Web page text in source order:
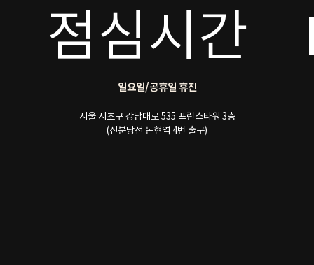
점심시간
일요일/공휴일 휴진
서울 서초구 강남대로 535 프린스타워 3층
(신분당선 논현역 4번 출구)